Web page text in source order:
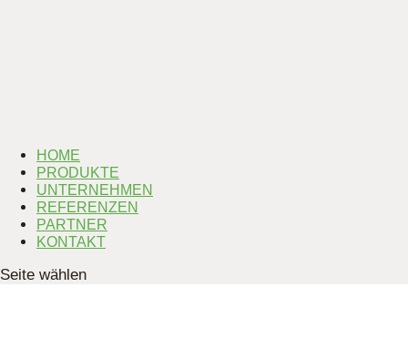
HOME
PRODUKTE
UNTERNEHMEN
REFERENZEN
PARTNER
KONTAKT
Seite wählen